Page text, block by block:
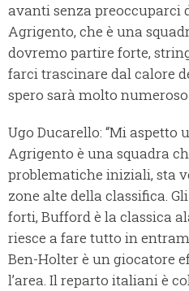
avanti senza preoccuparci
Agrigento, che è una
dovremo partire forte,
farci trascinare dal calore
spero sarà molto
Ugo Ducarello: “Mi
Agrigento è una squadra
problematiche iniziali, sta
zone alte della classifica.
forti, Bufford è la classica
riesce a fare tutto in
Ben-Holter è un giocatore
l’area. Il reparto italiani è